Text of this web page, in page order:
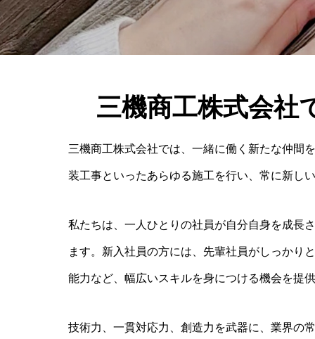
三機商工株式会社
三機商工株式会社では、一緒に働く新たな仲間
装工事といったあらゆる施工を行い、常に新し
私たちは、一人ひとりの社員が自分自身を成長
ます。新入社員の方には、先輩社員がしっかり
能力など、幅広いスキルを身につける機会を提
技術力、一貫対応力、創造力を武器に、業界の